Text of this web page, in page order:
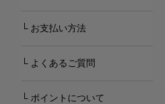
└ お支払い方法
└ よくあるご質問
└ ポイントについて